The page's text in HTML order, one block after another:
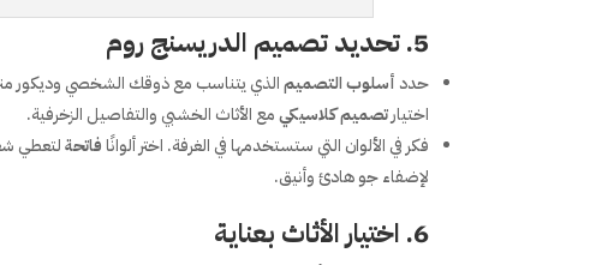
5. تحديد تصميم الدريسنج روم
حدد أسلوب التصميمالذي يتناسب مع ذوقك الشخصي وديكور
اختيارتصميم كلاسيكيمع الأثاث الخشبي والتفاصيل الزخرفية.
فكر في الألوان التي ستستخدمها في الغرفة. اختر ألوانًافاتحةلتعطي
لإضفاء جو هادئ وأنيق.
6. اختيار الأثاث بعناية